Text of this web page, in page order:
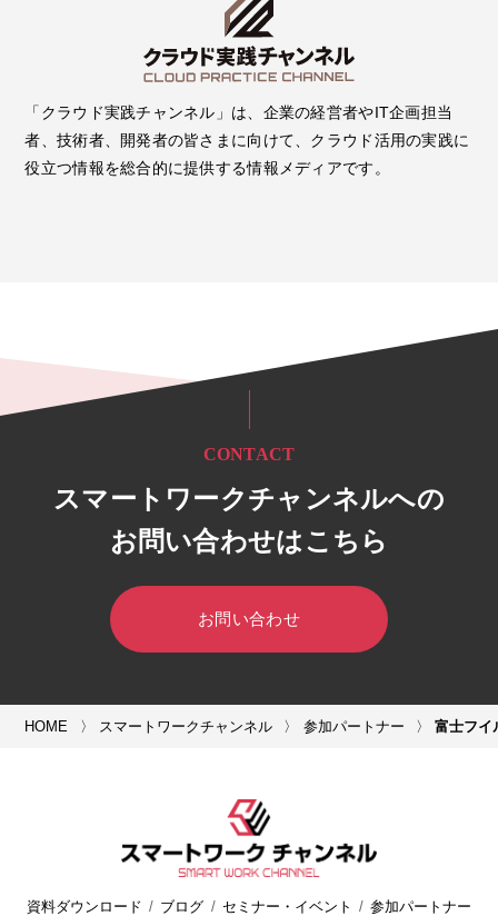
HOME スマートワークチャンネル 参加パートナー 富士フイ
「クラウド実践チャンネル」は、企業の経営者やIT企画担当
者、技術者、開発者の皆さまに向けて、クラウド活用の実践に
役立つ情報を総合的に提供する情報メディアです。
CONTACT
スマートワークチャンネルへの
お問い合わせはこちら
お問い合わせ
資料ダウンロード ブログ セミナー・イベント 参加パートナー